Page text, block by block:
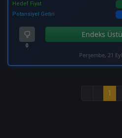
Hedef Fiyat
Potansiyel Getiri
0
Endeks
Perşembe, 21
1